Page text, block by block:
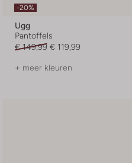
-20%
Ugg
Pantoffels
€ 149,99 € 119,99
+ meer kleuren